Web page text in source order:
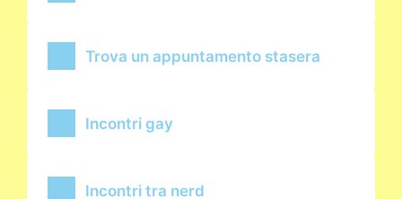
Trova un appuntamento stasera
Incontri gay
Incontri tra nerd